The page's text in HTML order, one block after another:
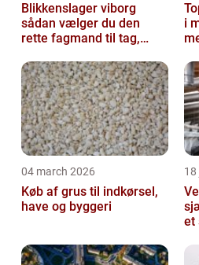
Blikkenslager viborg
sådan vælger du den
rette fagmand til tag,
i
04 march 2026
Køb af grus til indkørsel,
have og byggeri
18
et